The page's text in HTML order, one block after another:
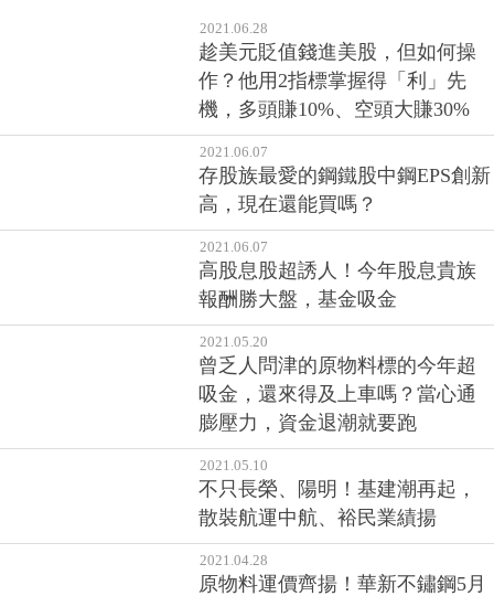
2021.06.28
趁美元貶值錢進美股，但如何操
作？他用2指標掌握得「利」先
機，多頭賺10%、空頭大賺30%
2021.06.07
存股族最愛的鋼鐵股中鋼EPS創新
高，現在還能買嗎？
2021.06.07
高股息股超誘人！今年股息貴族
報酬勝大盤，基金吸金
2021.05.20
曾乏人問津的原物料標的今年超
吸金，還來得及上車嗎？當心通
膨壓力，資金退潮就要跑
2021.05.10
不只長榮、陽明！基建潮再起，
散裝航運中航、裕民業績揚
2021.04.28
原物料運價齊揚！華新不鏽鋼5月